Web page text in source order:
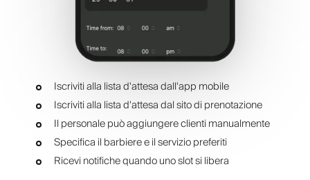
Iscriviti alla lista d'attesa dall'app mobile
Iscriviti alla lista d'attesa dal sito di prenotazione
Il personale può aggiungere clienti manualmente
Specifica il barbiere e il servizio preferiti
Ricevi notifiche quando uno slot si libera